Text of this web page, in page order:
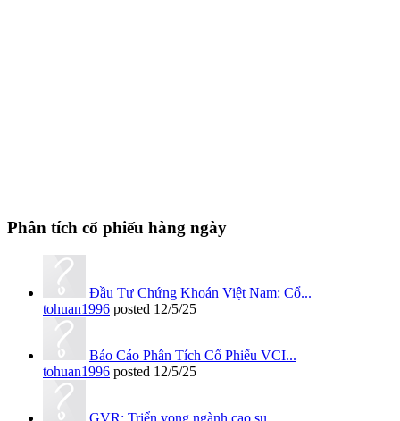
Phân tích cổ phiếu hàng ngày
Đầu Tư Chứng Khoán Việt Nam: Cổ...
tohuan1996 posted 12/5/25
Báo Cáo Phân Tích Cổ Phiếu VCI...
tohuan1996 posted 12/5/25
GVR: Triển vọng ngành cao su...